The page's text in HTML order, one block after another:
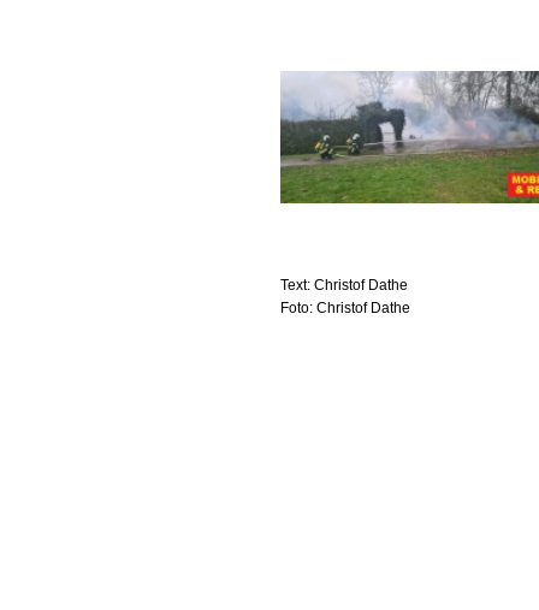
Text: Christof Dathe
Foto: Christof Dathe